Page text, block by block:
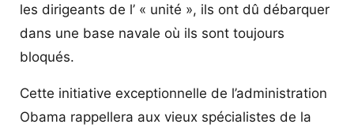
les dirigeants de l’ « unité », ils ont dû débarquer
dans une base navale où ils sont toujours
bloqués.
Cette initiative exceptionnelle de l’administration
Obama rappellera aux vieux spécialistes de la